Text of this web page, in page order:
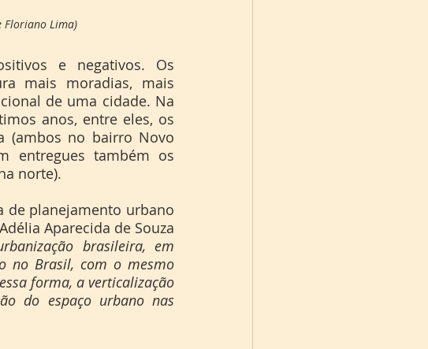
Floriano Lima)
mais moradias, mais
de uma cidade. Na
anos, entre eles, os
(ambos no bairro Novo
entregues também os
norte).
Aparecida de Souza
brasileira, em
no Brasil, com o mesmo
forma, a verticalização
do espaço urbano nas